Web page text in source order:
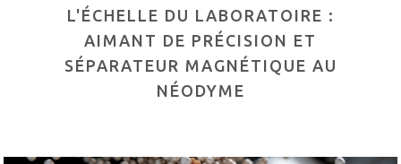
L'ÉCHELLE DU LABORATOIRE :
AIMANT DE PRÉCISION ET
SÉPARATEUR MAGNÉTIQUE AU
NÉODYME